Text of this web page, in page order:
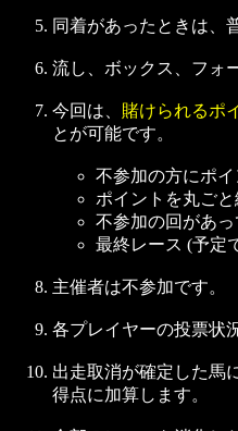
同着があったときは、
流し、ボックス、フォ
今回は、 賭けられるポ
とが可能です。
不参加の方にポイ
ポイントを丸ご
不参加の回があ
最終レース (予定
主催者は不参加です。
各プレイヤーの投票状
出走取消が確定した馬
得点に加算します。